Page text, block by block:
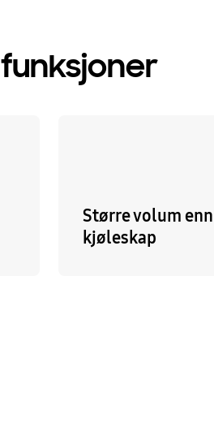
Større volum
kjøleskap